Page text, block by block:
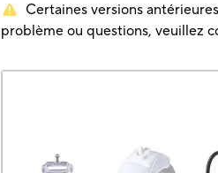
Certaines versions
problème ou questions, veuillez